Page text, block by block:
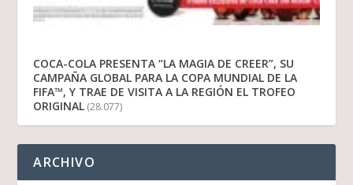
COCA-COLA PRESENTA “LA MAGIA DE CREER”, SU
CAMPAÑA GLOBAL PARA LA COPA MUNDIAL DE LA
FIFA™, Y TRAE DE VISITA A LA REGIÓN EL TROFEO
ORIGINAL (28.077)
ARCHIVO